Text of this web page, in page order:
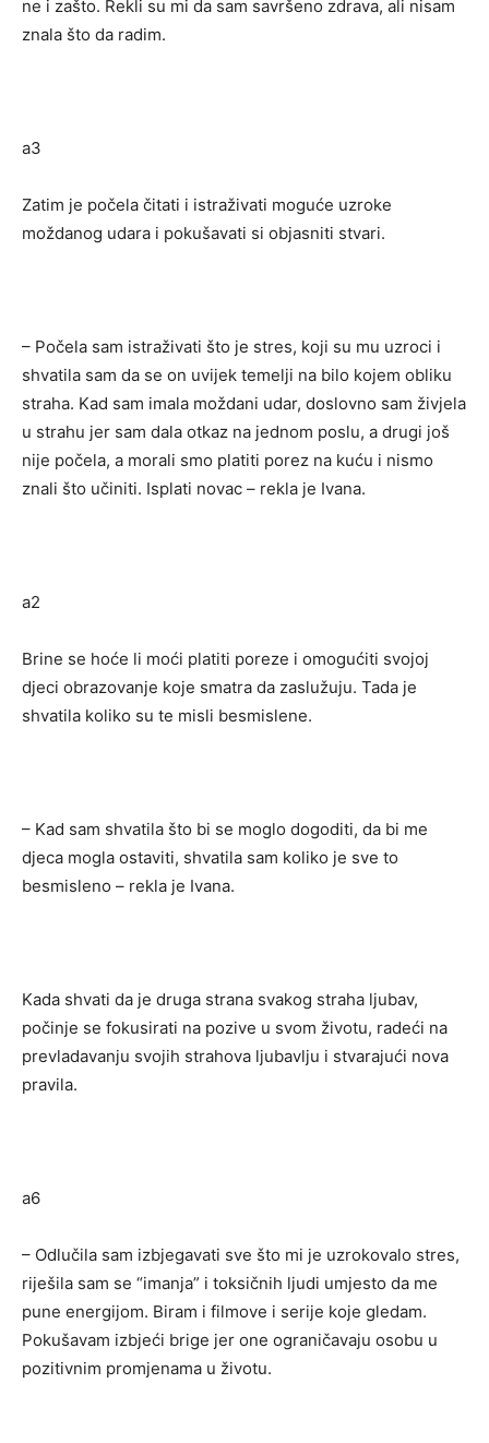
ne i zašto. Rekli su mi da sam savršeno zdrava, ali nisam
znala što da radim.
a3
Zatim je počela čitati i istraživati ​​moguće uzroke
moždanog udara i pokušavati si objasniti stvari.
– Počela sam istraživati ​​što je stres, koji su mu uzroci i
shvatila sam da se on uvijek temelji na bilo kojem obliku
straha. Kad sam imala moždani udar, doslovno sam živjela
u strahu jer sam dala otkaz na jednom poslu, a drugi još
nije počela, a morali smo platiti porez na kuću i nismo
znali što učiniti. Isplati novac – rekla je Ivana.
a2
Brine se hoće li moći platiti poreze i omogućiti svojoj
djeci obrazovanje koje smatra da zaslužuju. Tada je
shvatila koliko su te misli besmislene.
– Kad sam shvatila što bi se moglo dogoditi, da bi me
djeca mogla ostaviti, shvatila sam koliko je sve to
besmisleno – rekla je Ivana.
Kada shvati da je druga strana svakog straha ljubav,
počinje se fokusirati na pozive u svom životu, radeći na
prevladavanju svojih strahova ljubavlju i stvarajući nova
pravila.
a6
– Odlučila sam izbjegavati sve što mi je uzrokovalo stres,
riješila sam se “imanja” i toksičnih ljudi umjesto da me
pune energijom. Biram i filmove i serije koje gledam.
Pokušavam izbjeći brige jer one ograničavaju osobu u
pozitivnim promjenama u životu.